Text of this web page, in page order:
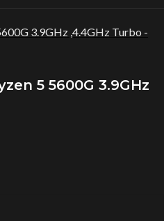
5 5600G 3.9GHz